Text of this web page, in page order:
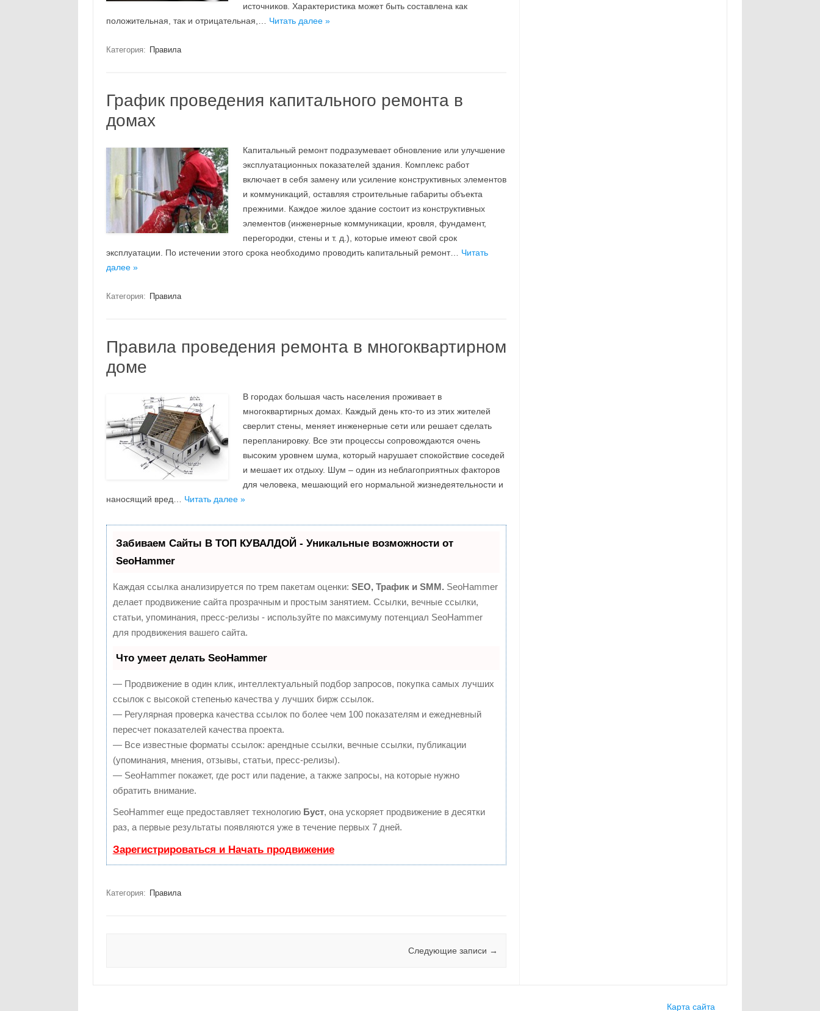
источников. Характеристика может быть составлена как
положительная, так и отрицательная,… Читать далее »
Категория: Правила
График проведения капитального ремонта в
домах
Капитальный ремонт подразумевает обновление или улучшение
эксплуатационных показателей здания. Комплекс работ
включает в себя замену или усиление конструктивных элементов
и коммуникаций, оставляя строительные габариты объекта
прежними. Каждое жилое здание состоит из конструктивных
элементов (инженерные коммуникации, кровля, фундамент,
перегородки, стены и т. д.), которые имеют свой срок
эксплуатации. По истечении этого срока необходимо проводить капитальный ремонт… Читать
далее »
Категория: Правила
Правила проведения ремонта в многоквартирном
доме
В городах большая часть населения проживает в
многоквартирных домах. Каждый день кто-то из этих жителей
сверлит стены, меняет инженерные сети или решает сделать
перепланировку. Все эти процессы сопровождаются очень
высоким уровнем шума, который нарушает спокойствие соседей
и мешает их отдыху. Шум – один из неблагоприятных факторов
для человека, мешающий его нормальной жизнедеятельности и
наносящий вред… Читать далее »
Забиваем Сайты В ТОП КУВАЛДОЙ - Уникальные возможности от
SeoHammer
Каждая ссылка анализируется по трем пакетам оценки: SEO, Трафик и SMM. SeoHammer
делает продвижение сайта прозрачным и простым занятием. Ссылки, вечные ссылки,
статьи, упоминания, пресс-релизы - используйте по максимуму потенциал SeoHammer
для продвижения вашего сайта.
Что умеет делать SeoHammer
— Продвижение в один клик, интеллектуальный подбор запросов, покупка самых лучших
ссылок с высокой степенью качества у лучших бирж ссылок.
— Регулярная проверка качества ссылок по более чем 100 показателям и ежедневный
пересчет показателей качества проекта.
— Все известные форматы ссылок: арендные ссылки, вечные ссылки, публикации
(упоминания, мнения, отзывы, статьи, пресс-релизы).
— SeoHammer покажет, где рост или падение, а также запросы, на которые нужно
обратить внимание.
SeoHammer еще предоставляет технологию Буст, она ускоряет продвижение в десятки
раз, а первые результаты появляются уже в течение первых 7 дней.
Зарегистрироваться и Начать продвижение
Категория: Правила
Следующие записи →
Карта сайта